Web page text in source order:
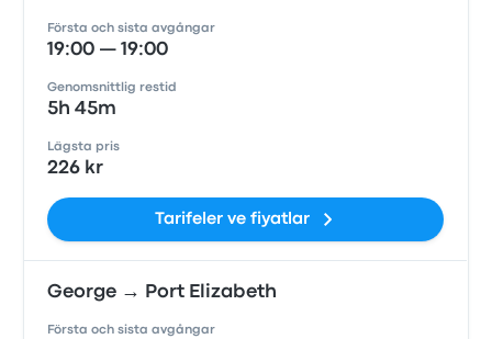
Första och sista avgångar
19:00 — 19:00
Genomsnittlig restid
5h 45m
Lägsta pris
226 kr
Tarifeler ve fiyatlar
George → Port Elizabeth
Första och sista avgångar